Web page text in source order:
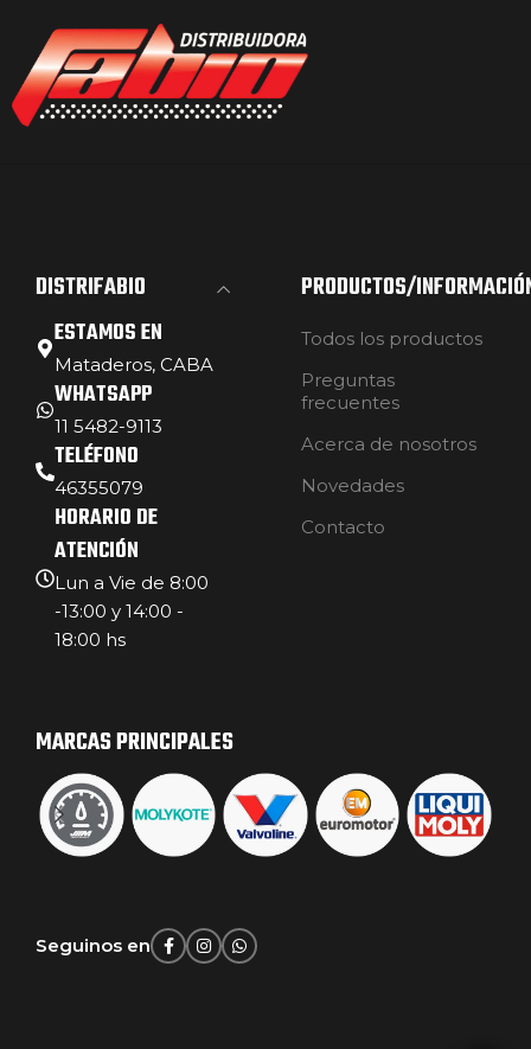
DISTRIFABIO
ESTAMOS EN
Mataderos, CABA
WHATSAPP
11 5482-9113
TELÉFONO
46355079
HORARIO DE
ATENCIÓN
Lun a Vie de 8:00
-13:00 y 14:00 -
18:00 hs
PRODUCTOS/
Todos los productos
Preguntas
frecuentes
Acerca de nosotros
Novedades
Contacto
MARCAS PRINCIPALES
Seguinos en